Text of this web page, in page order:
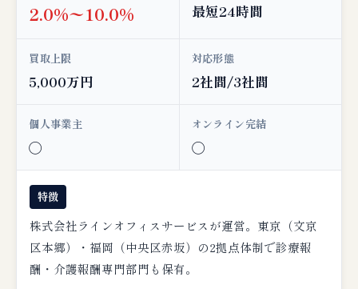
2.0%〜10.0% 最短24時間
買取上限
5,000万円
対応形態
2社間/3社間
個人事業主
◯
オンライン完結
◯
特徴
株式会社ラインオフィスサービスが運営。東京（文京
区本郷）・福岡（中央区赤坂）の2拠点体制で診療報
酬・介護報酬専門部門も保有。